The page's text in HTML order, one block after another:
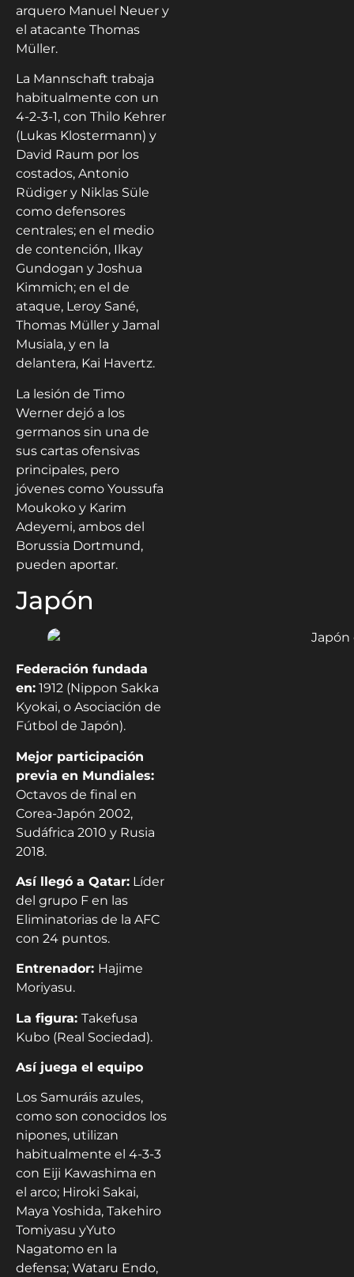
arquero Manuel Neuer y
el atacante Thomas
Müller.
La Mannschaft trabaja
habitualmente con un
4-2-3-1, con Thilo Kehrer
(Lukas Klostermann) y
David Raum por los
costados, Antonio
Rüdiger y Niklas Süle
como defensores
centrales; en el medio
de contención, Ilkay
Gundogan y Joshua
Kimmich; en el de
ataque, Leroy Sané,
Thomas Müller y Jamal
Musiala, y en la
delantera, Kai Havertz.
La lesión de Timo
Werner dejó a los
germanos sin una de
sus cartas ofensivas
principales, pero
jóvenes como Youssufa
Moukoko y Karim
Adeyemi, ambos del
Borussia Dortmund,
pueden aportar.
Japón
Federación fundada
en: 1912 (Nippon Sakka
Kyokai, o Asociación de
Fútbol de Japón).
Mejor participación
previa en Mundiales:
Octavos de final en
Corea-Japón 2002,
Sudáfrica 2010 y Rusia
2018.
Así llegó a Qatar: Líder
del grupo F en las
Eliminatorias de la AFC
con 24 puntos.
Entrenador: Hajime
Moriyasu.
La figura: Takefusa
Kubo (Real Sociedad).
Así juega el equipo
Los Samuráis azules,
como son conocidos los
nipones, utilizan
habitualmente el 4-3-3
con Eiji Kawashima en
el arco; Hiroki Sakai,
Maya Yoshida, Takehiro
Tomiyasu yYuto
Nagatomo en la
defensa; Wataru Endo,